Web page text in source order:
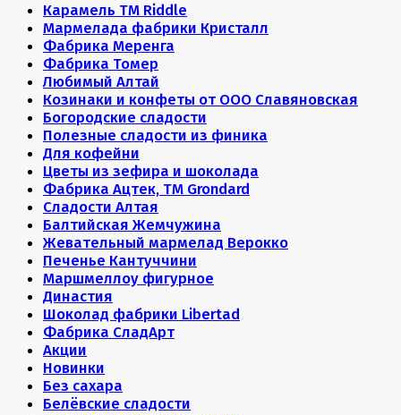
Карамель ТМ Riddle
Мармелада фабрики Кристалл
Фабрика Меренга
Фабрика Томер
Любимый Алтай
Козинаки и конфеты от ООО Славяновская
Богородские сладости
Полезные сладости из финика
Для кофейни
Цветы из зефира и шоколада
Фабрика Ацтек, ТМ Grondard
Сладости Алтая
Балтийская Жемчужина
Жевательный мармелад Верокко
Печенье Кантуччини
Маршмеллоу фигурное
Династия
Шоколад фабрики Libertad
Фабрика СладАрт
Акции
Новинки
Без сахара
Белёвские сладости